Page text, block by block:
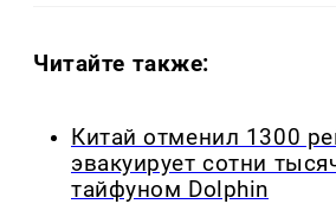
Читайте также:
Китай отменил 1300
эвакуирует сотни
тайфуном Dolphin